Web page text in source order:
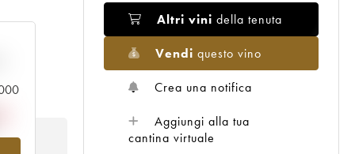
Altri vini della tenuta
Vendi questo vino
Crea una notifica
Aggiungi alla tua
cantina virtuale